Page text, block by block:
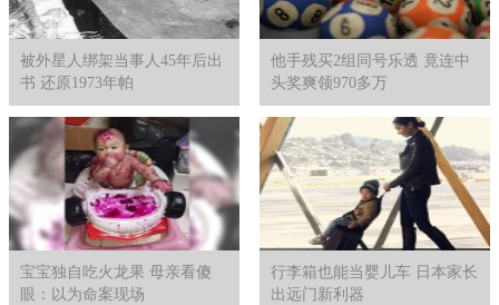
被外星人绑架当事人45年后出
书 还原1973年帕
他手残买2组同号乐透 竟连中
头奖爽领970多万
宝宝独自吃火龙果 母亲看傻
眼：以为命案现场
行李箱也能当婴儿车 日本家长
出远门新利器